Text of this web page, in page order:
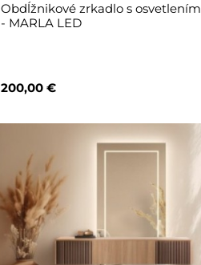
Obdĺžnikové zrkadlo s osvetlením
- MARLA LED
200,00 €